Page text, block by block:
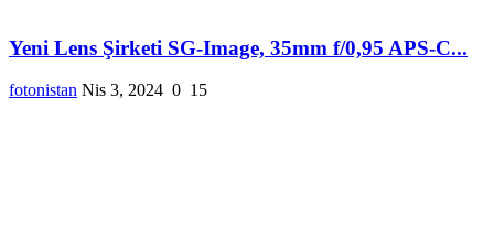
Yeni Lens Şirketi SG-Image, 35mm f/0,95 APS-C...
fotonistan Nis 3, 2024 0 15